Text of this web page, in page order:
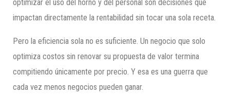
optimizar el uso del horno y del personal son decisiones que
impactan directamente la rentabilidad sin tocar una sola receta.
Pero la eficiencia sola no es suficiente. Un negocio que solo
optimiza costos sin renovar su propuesta de valor termina
compitiendo únicamente por precio. Y esa es una guerra que
cada vez menos negocios pueden ganar.